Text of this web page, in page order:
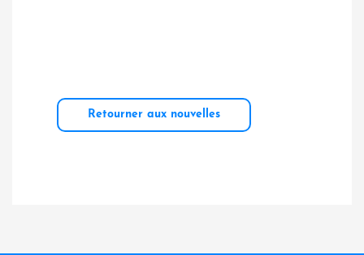
Retourner aux nouvelles